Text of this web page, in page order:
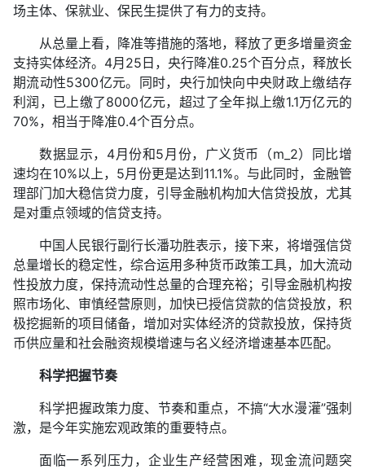
场主体、保就业、保民生提供了有力的支持。
从总量上看，降准等措施的落地，释放了更多增量资金
支持实体经济。4月25日，央行降准0.25个百分点，释放长
期流动性5300亿元。同时，央行加快向中央财政上缴结存
利润，已上缴了8000亿元，超过了全年拟上缴1.1万亿元的
70%，相当于降准0.4个百分点。
数据显示，4月份和5月份，广义货币（m_2）同比增
速均在10%以上，5月份更是达到11.1%。与此同时，金融管
理部门加大稳信贷力度，引导金融机构加大信贷投放，尤其
是对重点领域的信贷支持。
中国人民银行副行长潘功胜表示，接下来，将增强信贷
总量增长的稳定性，综合运用多种货币政策工具，加大流动
性投放力度，保持流动性总量的合理充裕；引导金融机构按
照市场化、审慎经营原则，加快已授信贷款的信贷投放，积
极挖掘新的项目储备，增加对实体经济的贷款投放，保持货
币供应量和社会融资规模增速与名义经济增速基本匹配。
科学把握节奏
科学把握政策力度、节奏和重点，不搞“大水漫灌”强刺
激，是今年实施宏观政策的重要特点。
面临一系列压力，企业生产经营困难，现金流问题突